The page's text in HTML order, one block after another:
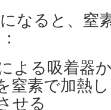
なると、窒
よる吸着器
窒素で加熱
せる